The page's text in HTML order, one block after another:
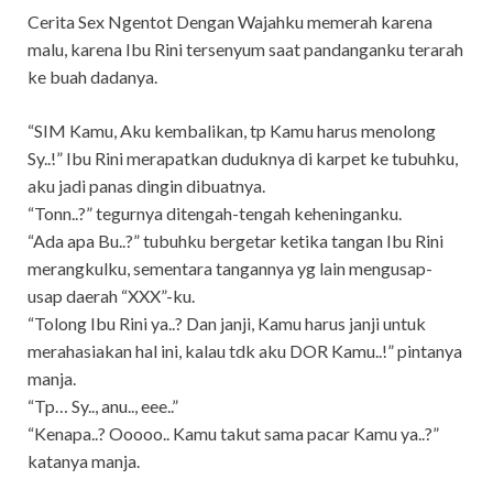
Cerita Sex Ngentot Dengan Wajahku memerah karena
malu, karena Ibu Rini tersenyum saat pandanganku terarah
ke buah dadanya.
“SIM Kamu, Aku kembalikan, tp Kamu harus menolong
Sy..!” Ibu Rini merapatkan duduknya di karpet ke tubuhku,
aku jadi panas dingin dibuatnya.
“Tonn..?” tegurnya ditengah-tengah keheninganku.
“Ada apa Bu..?” tubuhku bergetar ketika tangan Ibu Rini
merangkulku, sementara tangannya yg lain mengusap-
usap daerah “XXX”-ku.
“Tolong Ibu Rini ya..? Dan janji, Kamu harus janji untuk
merahasiakan hal ini, kalau tdk aku DOR Kamu..!” pintanya
manja.
“Tp… Sy.., anu.., eee..”
“Kenapa..? Ooooo.. Kamu takut sama pacar Kamu ya..?”
katanya manja.